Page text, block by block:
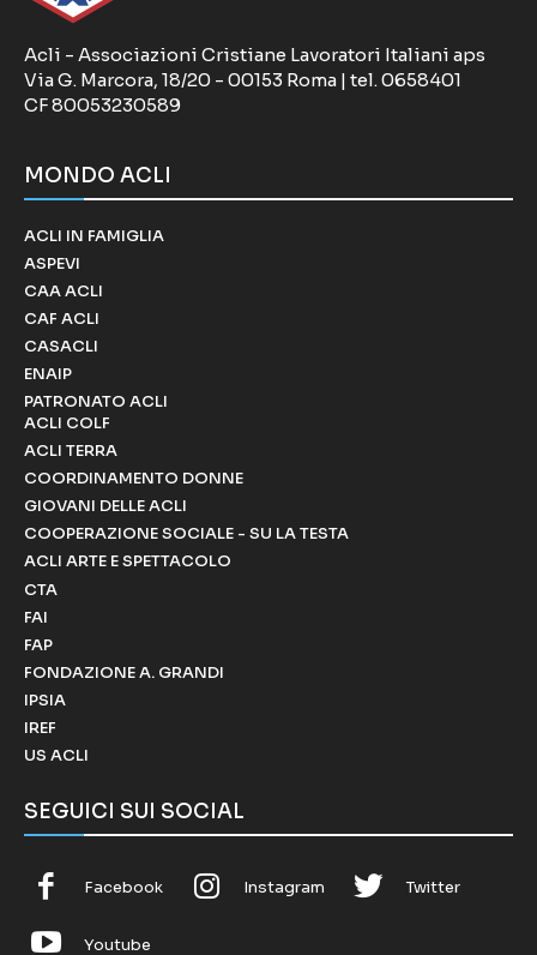
Acli - Associazioni Cristiane Lavoratori Italiani aps
Via G. Marcora, 18/20 - 00153 Roma | tel. 0658401
CF 80053230589
MONDO ACLI
ACLI IN FAMIGLIA
ASPEVI
CAA ACLI
CAF ACLI
CASACLI
ENAIP
PATRONATO ACLI
ACLI COLF
ACLI TERRA
COORDINAMENTO DONNE
GIOVANI DELLE ACLI
COOPERAZIONE SOCIALE - SU LA TESTA
ACLI ARTE E SPETTACOLO
CTA
FAI
FAP
FONDAZIONE A. GRANDI
IPSIA
IREF
US ACLI
SEGUICI SUI SOCIAL
Facebook Instagram Twitter
Youtube